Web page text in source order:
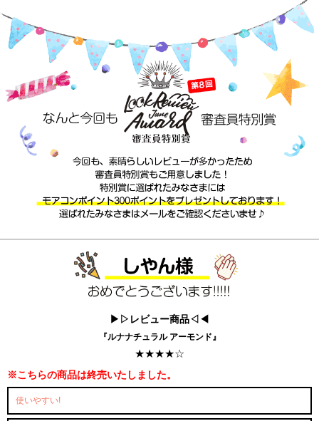
▶▷レビュー商品◁◀
『ルナナチュラル アーモンド』
★★★★☆
※こちらの商品は終売いたしました。
使いやすい!